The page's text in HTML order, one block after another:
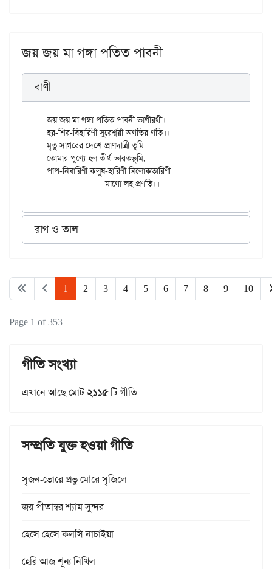
জয় জয় মা গঙ্গা পতিত পাবনী
বাণী
জয় জয় মা গঙ্গা পতিত পাবনী ভাগীরথী।
হর-শির-বিহারিণী সুরেশ্বরী অগতির গতি।।
মৃতু সাগরের দেশে প্রাণদাত্রী তুমি
তোমার পুণ্যে হল তীর্থ ভারতভূমি,
পাপ-নিবারিণী কলুষ-হারিণী ত্রিলোকতারিণী
রাগ ও তাল
1 2 3 4 5 6 7 8 9 10
Page 1 of 353
গীতি সংখ্যা
এখানে আছে মোট২১১৫টি গীতি
সম্প্রতি যুক্ত হওয়া গীতি
সৃজন-ভোরে প্রভু মোরে সৃজিলে
জয় পীতাম্বর শ্যাম সুন্দর
হেসে হেসে কল্‌সি নাচাইয়া
হেরি আজ শূন্য নিখিল